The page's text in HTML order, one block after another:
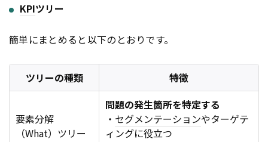
KPIツリー
簡単にまとめると以下のとおりです。
ツリーの種類 特徴
要素分解
（What）ツリー
問題の発生箇所を特定する
・ セグメンテーションやターゲテ
ィングに役立つ